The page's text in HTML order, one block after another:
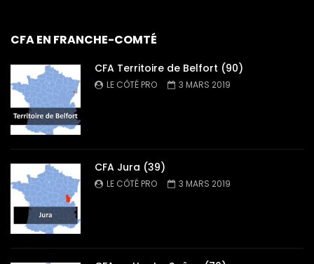
CFA EN FRANCHE-COMTÉ
CFA Territoire de Belfort (90)
LE CÔTÉ PRO 3 MARS 2019
CFA Jura (39)
LE CÔTÉ PRO 3 MARS 2019